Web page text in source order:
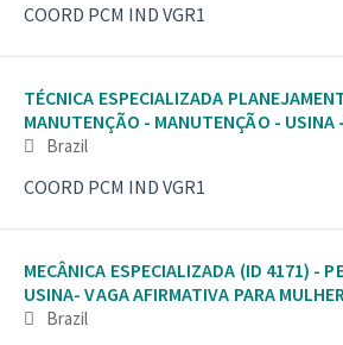
COORD PCM IND VGR1
TÉCNICA ESPECIALIZADA
MANUTENÇÃO - MANUTENÇÃO - USINA
PARBrazil
COORD PCM IND VGR1
MECÂNICA ESPECIALIZADA (ID 4171) - PELOTIZAÇÃO -
USINA- VAGA AFIRMATIVA PARA
Brazil